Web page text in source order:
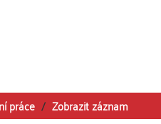
práce Zobrazit záznam